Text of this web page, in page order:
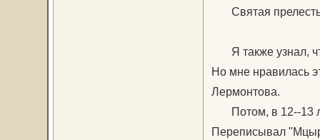
Святая прелесть
Я также узнал,
Но мне нравилась
Лермонтова.
Потом, в 12--13
Переписывал